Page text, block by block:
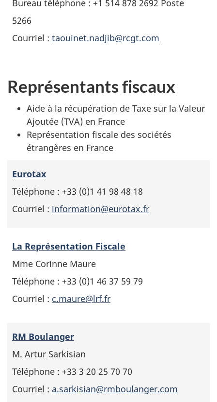
Bureau téléphone : +1 514 878 2692 Poste
5266
Courriel : taouinet.nadjib@rcgt.com
Représentants fiscaux
Aide à la récupération de Taxe sur la Valeur
Ajoutée (TVA) en France
Représentation fiscale des sociétés
étrangères en France
Eurotax
Téléphone : +33 (0)1 41 98 48 18
Courriel : information@eurotax.fr
La Représentation Fiscale
Mme Corinne Maure
Téléphone : +33 (0)1 46 37 59 79
Courriel : c.maure@lrf.fr
RM Boulanger
M. Artur Sarkisian
Téléphone : +33 3 20 25 70 70
Courriel : a.sarkisian@rmboulanger.com